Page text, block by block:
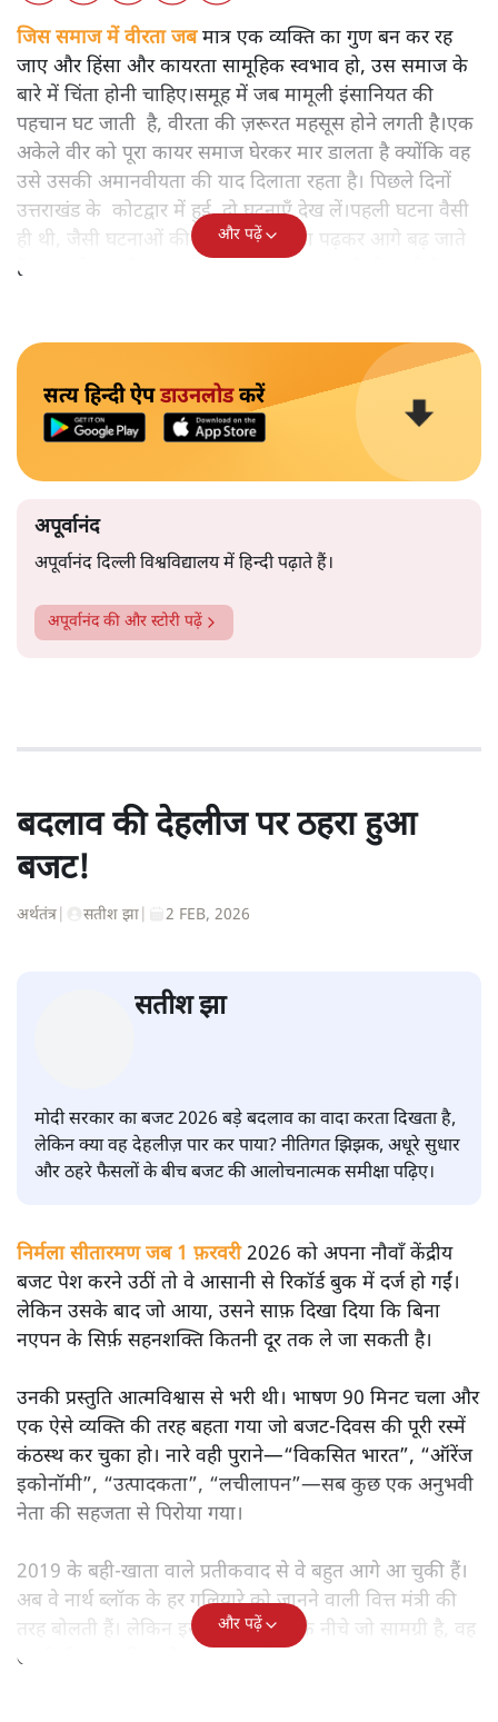
जिस समाज में वीरता जबमात्र एक व्यक्ति का गुण बन कर रह
जाए और हिंसा और कायरता सामूहिक स्वभाव हो, उस समाज के
बारे में चिंता होनी चाहिए।समूह में जब मामूली इंसानियत की
पहचान घट जाती है, वीरता की ज़रूरत महसूस होने लगती है।एक
अकेले वीर को पूरा कायर समाज घेरकर मार डालता है क्योंकि वह
उसे उसकी अमानवीयता की याद दिलाता रहता है। पिछले दिनों
उत्तराखंड के कोटद्वार में हुई दो घटनाएँ देख लें।पहली घटना वैसी
ही थी, जैसी घटनाओं की खबर हम रोज़ाना पढ़कर आगे बढ़ जाते
हैं।भारत के तक़रीबन हर हिस्से से ऐसी खबर आती ही रहती है।
और पढ़ें
सत्य हिन्दी ऐपडाउनलोडकरें
अपूर्वानंद
अपूर्वानंद दिल्ली विश्वविद्यालय में हिन्दी पढ़ाते हैं।
अपूर्वानंदकी और स्टोरी पढ़ें
बदलाव की देहलीज पर ठहरा हुआ
बजट!
अर्थतंत्र सतीश झा 2 FEB, 2026
सतीश झा
मोदी सरकार का बजट 2026 बड़े बदलाव का वादा करता दिखता है,
और ठहरे फैसलों के बीच बजट की आलोचनात्मक समीक्षा पढ़िए।
बजट पेश करने उठीं तो वे आसानी से रिकॉर्ड बुक में दर्ज हो गईं।
लेकिन उसके बाद जो आया, उसने साफ़ दिखा दिया कि बिना
नएपन के सिर्फ़ सहनशक्ति कितनी दूर तक ले जा सकती है।